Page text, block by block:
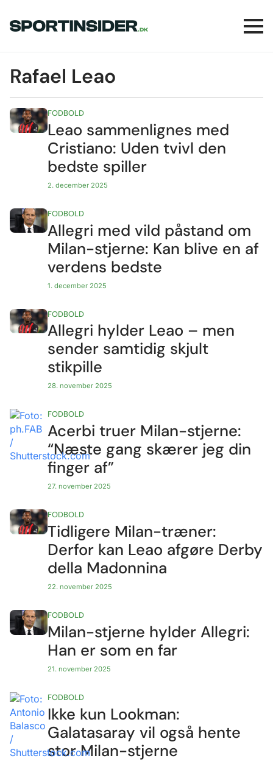
Rafael Leao
Leao sammenlignes med
Cristiano: Uden tvivl den
bedste spiller
2. december 2025
FODBOLD
Allegri med vild påstand om
Milan-stjerne: Kan blive en af
verdens bedste
1. december 2025
FODBOLD
Allegri hylder Leao – men
sender samtidig skjult
stikpille
28. november 2025
FODBOLD
Acerbi truer Milan-stjerne:
“Næste gang skærer jeg din
finger af”
27. november 2025
FODBOLD
Tidligere Milan-træner:
Derfor kan Leao afgøre Derby
della Madonnina
22. november 2025
FODBOLD
Milan-stjerne hylder Allegri:
Han er som en far
21. november 2025
FODBOLD
Ikke kun Lookman:
Galatasaray vil også hente
stor Milan-stjerne
FODBOLD